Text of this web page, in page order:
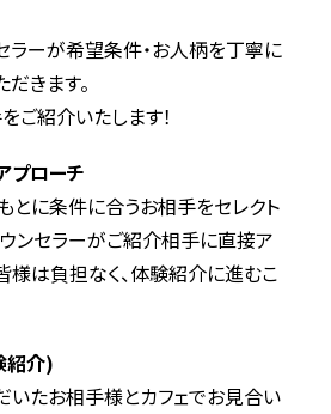
ラーが希望条件・お人柄を丁寧に
きます。
ご紹介いたします！
プローチ
とに条件に合うお相手をセレクト
ウンセラーがご紹介相手に直接ア
様は負担なく、体験紹介に進むこ
紹介)
いたお相手様とカフェでお見合い